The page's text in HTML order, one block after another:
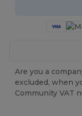
Are you a
excluded, when
Community VAT